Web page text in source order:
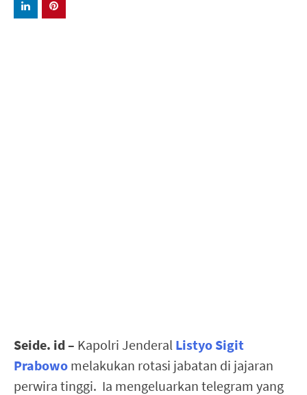
Seide. id – Kapolri Jenderal Listyo Sigit
Prabowo melakukan rotasi jabatan di jajaran
perwira tinggi. Ia mengeluarkan telegram yang